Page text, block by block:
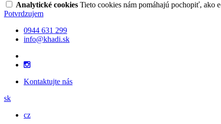
Analytické cookies Tieto cookies nám pomáhajú pochopiť, ako
Potvrdzujem
0944 631 299
info@khadi.sk
Kontaktujte nás
sk
cz